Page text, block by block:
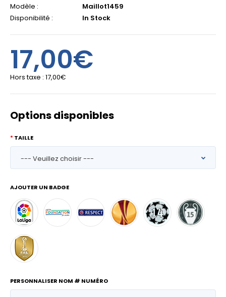
Modèle :
Maillot1459
Disponibilité :
In Stock
17,00€
Hors taxe : 17,00€
Options disponibles
TAILLE
AJOUTER UN BADGE
PERSONNALISER NOM # NUMÉRO